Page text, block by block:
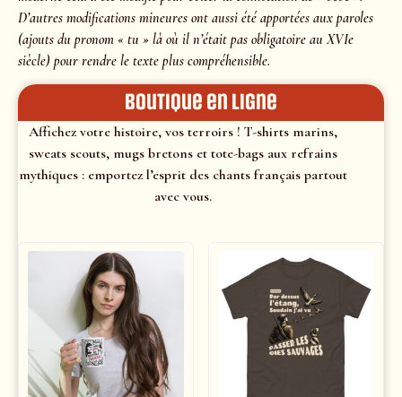
D’autres modifications mineures ont aussi été apportées aux paroles
(ajouts du pronom « tu » là où il n’était pas obligatoire au XVIe
siècle) pour rendre le texte plus compréhensible.
Boutique en ligne
Affichez votre histoire, vos terroirs ! T-shirts marins,
sweats scouts, mugs bretons et tote-bags aux refrains
mythiques : emportez l’esprit des chants français partout
avec vous.